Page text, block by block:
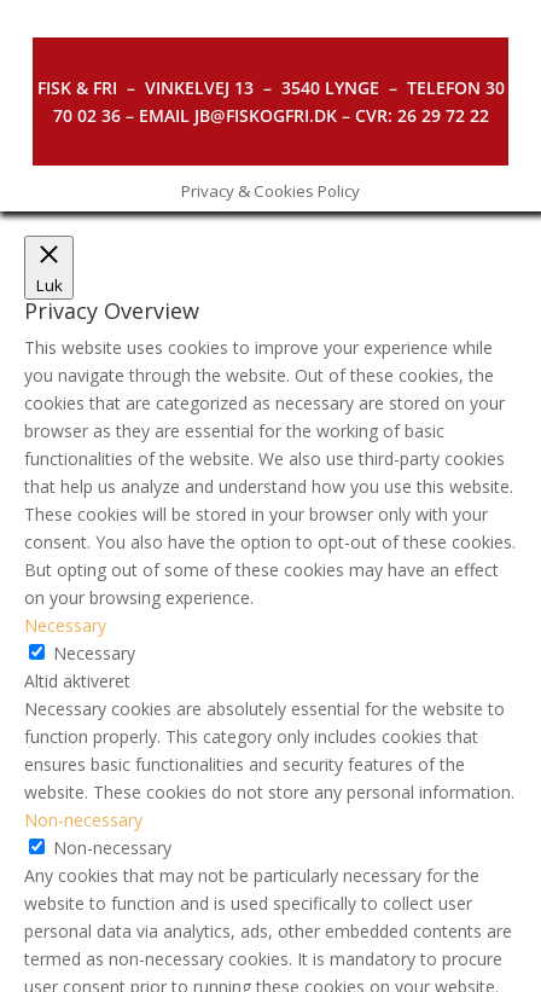
FISK & FRI – VINKELVEJ 13 – 3540 LYNGE – TELEFON 30
70 02 36 – EMAIL JB@FISKOGFRI.DK – CVR: 26 29 72 22
Privacy & Cookies Policy
Luk
Privacy Overview
This website uses cookies to improve your experience while
you navigate through the website. Out of these cookies, the
cookies that are categorized as necessary are stored on your
browser as they are essential for the working of basic
functionalities of the website. We also use third-party cookies
that help us analyze and understand how you use this website.
These cookies will be stored in your browser only with your
consent. You also have the option to opt-out of these cookies.
But opting out of some of these cookies may have an effect
on your browsing experience.
Necessary
Necessary
Altid aktiveret
Necessary cookies are absolutely essential for the website to
function properly. This category only includes cookies that
ensures basic functionalities and security features of the
website. These cookies do not store any personal information.
Non-necessary
Non-necessary
Any cookies that may not be particularly necessary for the
website to function and is used specifically to collect user
personal data via analytics, ads, other embedded contents are
termed as non-necessary cookies. It is mandatory to procure
user consent prior to running these cookies on your website.